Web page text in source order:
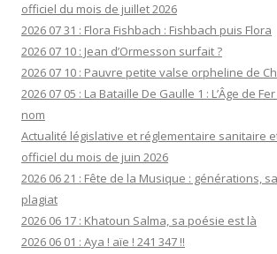
officiel du mois de juillet 2026
2026 07 31 : Flora Fishbach : Fishbach puis Flora
2026 07 10 : Jean d’Ormesson surfait ?
2026 07 10 : Pauvre petite valse orpheline de
2026 07 05 : La Bataille De Gaulle 1 : L’Âge de Fer
nom
Actualité législative et réglementaire sanitaire
officiel du mois de juin 2026
2026 06 21 : Fête de la Musique : générations,
plagiat
2026 06 17 : Khatoun Salma, sa poésie est là
2026 06 01 : Aya ! aïe ! 241 347 !!